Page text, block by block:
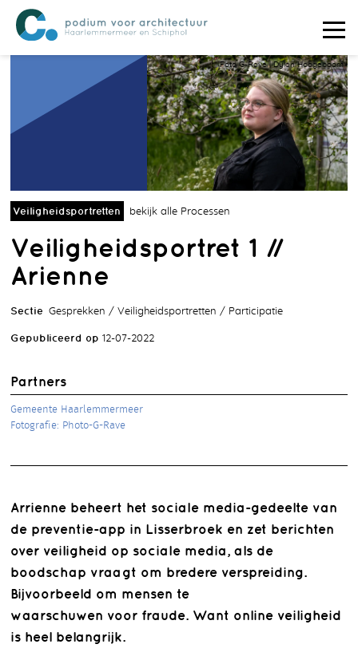
Foto G-Rave | Dylan Hoogeboom
Veiligheidsportretten bekijk alle Processen
Veiligheidsportret 1 //
Arienne
Sectie Gesprekken Veiligheidsportretten Participatie
Gepubliceerd op 12-07-2022
Partners
Gemeente Haarlemmermeer
Fotografie: Photo-G-Rave
Arrienne beheert het sociale media-gedeelte van
de preventie-app in Lisserbroek en zet berichten
over veiligheid op sociale media, als de
boodschap vraagt om bredere verspreiding.
Bijvoorbeeld om mensen te
waarschuwen voor fraude. Want online veiligheid
is heel belangrijk.